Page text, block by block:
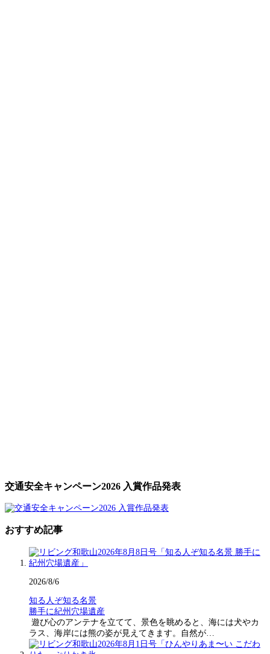
交通安全キャンペーン2026 入賞作品発表
おすすめ記事
2026/8/6
知る人ぞ知る名景
勝手に紀州穴場遺産
遊び心のアンテナを立てて、景色を眺めると、海には犬やカ
ラス、海岸には熊の姿が見えてきます。自然が…